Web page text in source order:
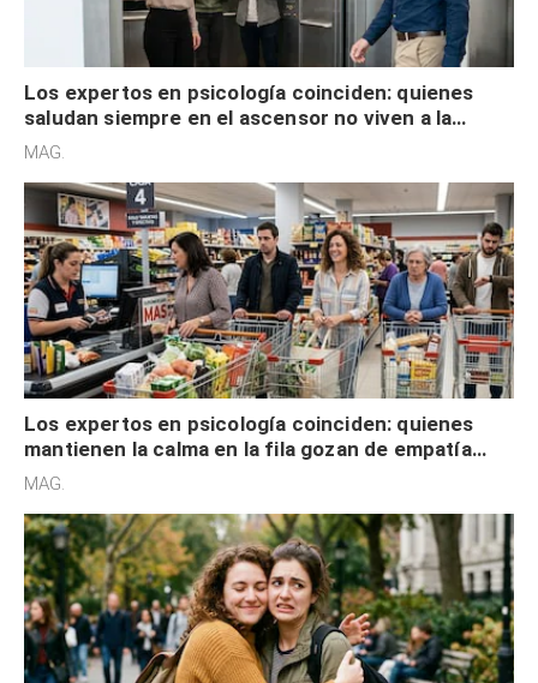
Los expertos en psicología coinciden: quienes
saludan siempre en el ascensor no viven a la
defensiva y tienen apertura social
MAG.
Los expertos en psicología coinciden: quienes
mantienen la calma en la fila gozan de empatía
cognitiva, gratitud y no solo tienen autocontrol
MAG.